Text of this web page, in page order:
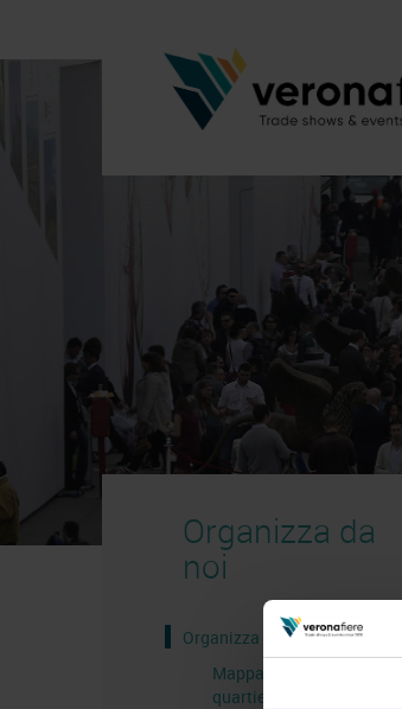
Organizza da
noi
Organizza una Fiera
Mappa e Servizi in
quartiere